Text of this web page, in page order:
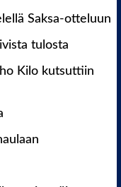
Saksa-otteluun
tulosta
Kilo kutsuttiin